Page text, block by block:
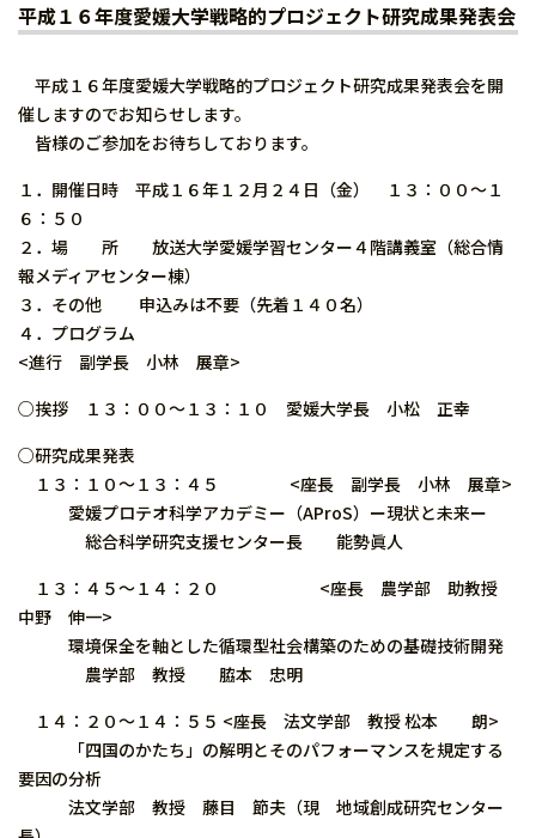
平成１６年度愛媛大学戦略的プロジェクト研究成果発表会
平成１６年度愛媛大学戦略的プロジェクト研究成果発表会を開
催しますのでお知らせします。
皆様のご参加をお待ちしております。
１．開催日時 平成１６年１２月２４日（金） １３：００〜１
６：５０
２．場 所 放送大学愛媛学習センター４階講義室（総合情
報メディアセンター棟）
３．その他 申込みは不要（先着１４０名）
４．プログラム
<進行 副学長 小林 展章>
○挨拶 １３：００〜１３：１０ 愛媛大学長 小松 正幸
○研究成果発表
１３：１０〜１３：４５ <座長 副学長 小林 展章>
愛媛プロテオ科学アカデミー（AProS）ー現状と未来ー
総合科学研究支援センター長 能勢眞人
１３：４５〜１４：２０ <座長 農学部 助教授
中野 伸一>
環境保全を軸とした循環型社会構築のための基礎技術開発
農学部 教授 脇本 忠明
１４：２０〜１４：５５ <座長 法文学部 教授 松本 朗>
「四国のかたち」の解明とそのパフォーマンスを規定する
要因の分析
法文学部 教授 藤目 節夫（現 地域創成研究センター